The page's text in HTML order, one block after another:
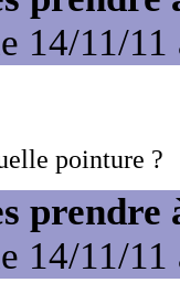
14/11/11
pointure ?
14/11/11